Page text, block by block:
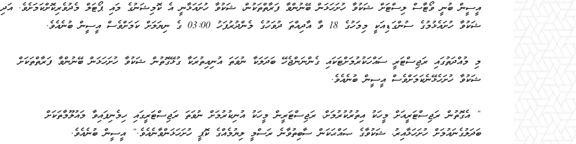
އީސީން ބުނީ ވޯޓާސް ލިސްޓަށް ޝަކުވާ ހުށަހަޅަން ބޭނުންވާ ފަރާތްތަކުން، ޝަކުވާ ހުށައަޅާނީ އެ ކޮމިޝަނުގެ މައި ޕޯޓަލް މެދުވެރިކޮށްކަމަށެވެ. އަދި
ޝަކުވާ ހުށައެޅުމުގެ ސުންގަޑިއަކީ މިމަހުގެ 18 ވާ އާދިއްތަ ދުވަހުގެ މެންދުރުފަހު 03:00 ގެ ނިޔަލަށް ކަމަށްވެސް އީސީން ބުނެއެވެ.
މި މުއްދަތުގައި ރަޖިސްޓަރީ ސައްހަކުރުމަށްޓަކައި ގެންނަންޖެހޭ ބަދަލަކާ ނުވަތަ އުނިއިތުރަކާ ގުޅޭގޮތުން ޝަކުވާ ހުށަހަޅަން ބޭނުންވާ ފަރާތްތަކަށް
ޝަކުވާ ހުށަހެޅޭނެކަމަށްވެސް އީސީން ބުނެއެވެ.
“ އެގޮތުން ރަޖިސްޓަރީއަށް މީހަކު އިތުރުކުރުމަށް، ރަޖިސްޓަރީން މީހަކު އުނިކުރުމަށް ނުވަތަ ރަޖިސްޓަރީގައި ހިމެނިފައިވާ މައުލޫމާތަކަށް
ބަދަލުގެނައުމަށް ހުށަހަޅާއިރު، ޝަކުވާގެ ޞައްޙަކަން ސާބިތުވާނެ ރަސްމީ ލިޔުމެއްގެ ކޮޕީ ހުށަހަޅަންވާނެއެވެ.“ އީސީން ބުނެއެވެ.